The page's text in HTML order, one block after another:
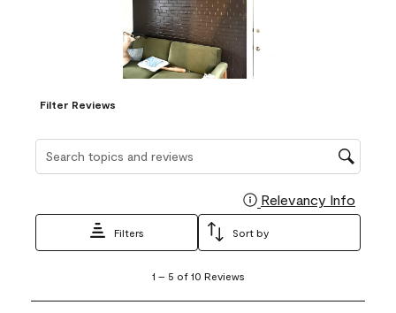
Filter Reviews
Relevancy Info
Filters Sort by
5
1 – 5 of 10 Reviews